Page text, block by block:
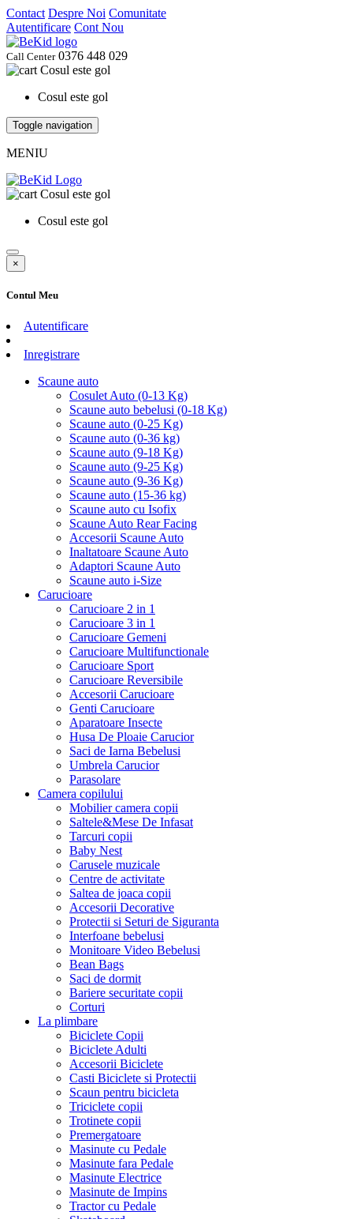
Contact Despre Noi Comunitate
Autentificare Cont Nou
Call Center0376 448 029
Cosul este gol
Cosul este gol
Toggle navigation
MENIU
Cosul este gol
Cosul este gol
×
Contul Meu
Autentificare
Inregistrare
Scaune auto
Cosulet Auto (0-13 Kg)
Scaune auto bebelusi (0-18 Kg)
Scaune auto (0-25 Kg)
Scaune auto (0-36 kg)
Scaune auto (9-18 Kg)
Scaune auto (9-25 Kg)
Scaune auto (9-36 Kg)
Scaune auto (15-36 kg)
Scaune auto cu Isofix
Scaune Auto Rear Facing
Accesorii Scaune Auto
Inaltatoare Scaune Auto
Adaptori Scaune Auto
Scaune auto i-Size
Carucioare
Carucioare 2 in 1
Carucioare 3 in 1
Carucioare Gemeni
Carucioare Multifunctionale
Carucioare Sport
Carucioare Reversibile
Accesorii Carucioare
Genti Carucioare
Aparatoare Insecte
Husa De Ploaie Carucior
Saci de Iarna Bebelusi
Umbrela Carucior
Parasolare
Camera copilului
Mobilier camera copii
Saltele&Mese De Infasat
Tarcuri copii
Baby Nest
Carusele muzicale
Centre de activitate
Saltea de joaca copii
Accesorii Decorative
Protectii si Seturi de Siguranta
Interfoane bebelusi
Monitoare Video Bebelusi
Bean Bags
Saci de dormit
Bariere securitate copii
Corturi
La plimbare
Biciclete Copii
Biciclete Adulti
Accesorii Biciclete
Casti Biciclete si Protectii
Scaun pentru bicicleta
Triciclete copii
Trotinete copii
Premergatoare
Masinute cu Pedale
Masinute fara Pedale
Masinute Electrice
Masinute de Impins
Tractor cu Pedale